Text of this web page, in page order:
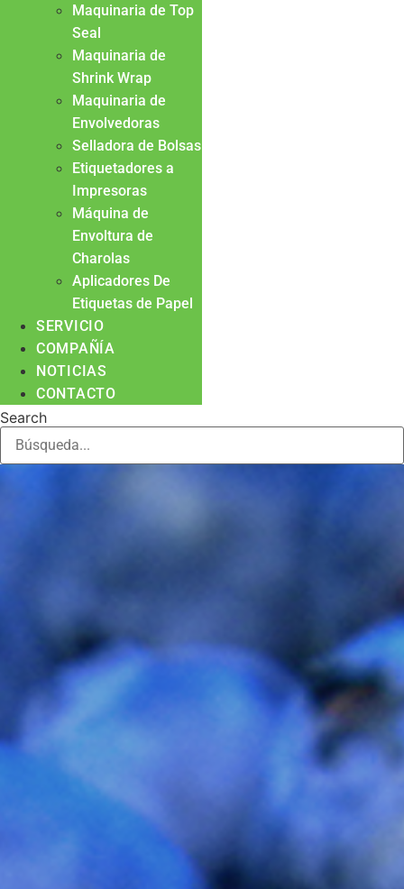
Maquinaria de Top
Seal
Maquinaria de
Shrink Wrap
Maquinaria de
Envolvedoras
Selladora de Bolsas
Etiquetadores a
Impresoras
Máquina de
Envoltura de
Charolas
Aplicadores De
Etiquetas de Papel
SERVICIO
COMPAÑÍA
NOTICIAS
CONTACTO
Search